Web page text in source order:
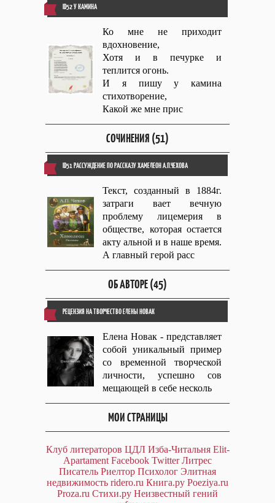
ID52 У КАМИНА
Ко мне не приходит
вдохновение,
Хотя и в печурке и
теплится огонь.
И я пишу у камина
стихотворение,
Какой же мне прис
СОЧИНЕНИЯ (51)
ID51 РАССУЖДЕНИЕ ПО РАССКАЗУ ХАМЕЛЕОН А.П.ЧЕХОВА
Текст, созданный в 1884г.
затраги вает вечную
проблему лицемерия в
обществе, которая остается
акту альной и в наше время.
А главный герой расс
ОБ АВТОРЕ (45)
РЕЦЕНЗИЯ НА ТВОРЧЕСТВО ЕЛЕНЫ НОВАК
Елена Новак - представляет
собой уникальный пример
со временной творческой
личности, успешно сов
мещающей в себе несколь
МОИ СТРАНИЦЫ
Клуб литераторов ЦДЛ Изба-Читальня Elit-
Apartament Facebook Twitter Литрес
Писатель Риелтор Психолог Элитная
недвижимость ridero.ru Книга.ру Poeziya.ru
Proza.ru Стихи.ру Неизвестный гений